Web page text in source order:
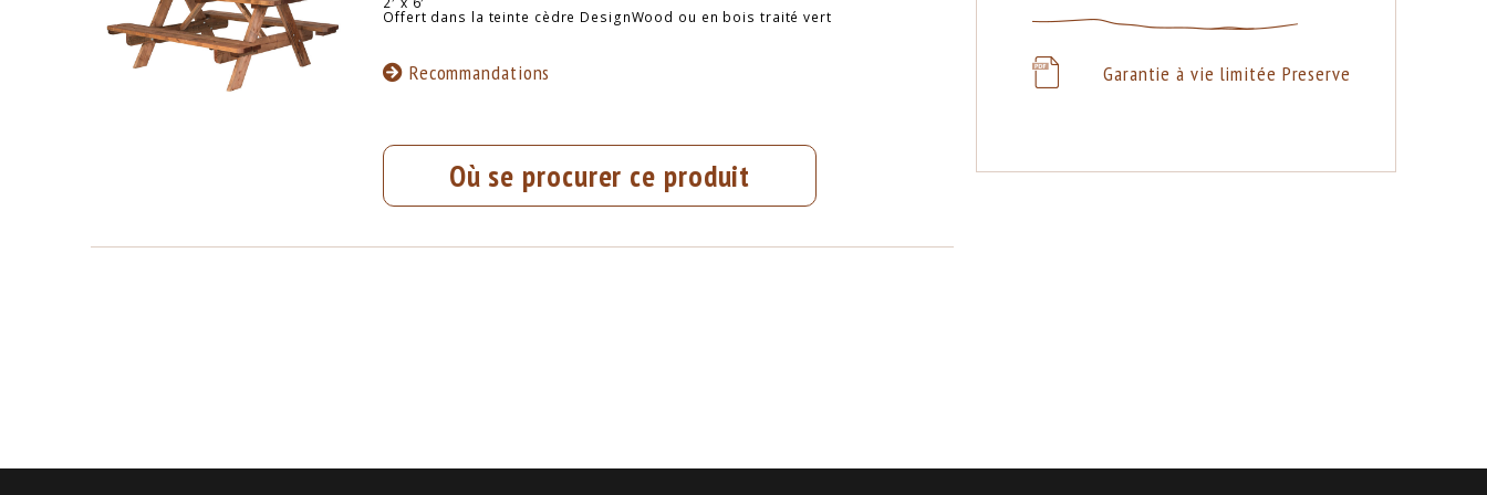
Offert dans la teinte cèdre DesignWood ou en bois traité vert
Recommandations
Où se procurer ce produit
Garantie à vie limitée Preserve